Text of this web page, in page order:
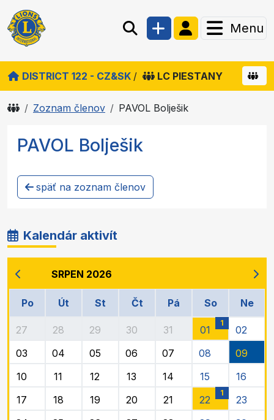
Menu
DISTRICT 122 - CZ&SK / LC PIESTANY
Zoznam členov PAVOL Bolješik
PAVOL Bolješik
späť na zoznam členov
Kalendár aktivít
SRPEN 2026
Po Út St Čt Pá So Ne
27 28 29 30 31 01
1
02
03
04 05 06 07 08
09
10
11 12 13 14 15
16
17
18 19 20 21 22
1
23